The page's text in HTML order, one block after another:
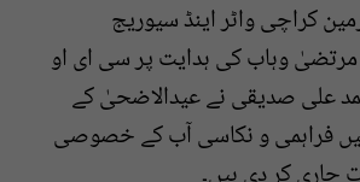
کراچی واٹر اینڈ سیوریج
مرتضیٰ وہاب کی ہدایت پر سی ای او
علی صدیقی نے عیدالاضحیٰ کے
فراہمی و نکاسی آب کے خصوصی